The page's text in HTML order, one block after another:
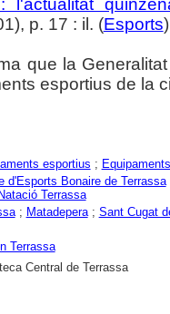
l'actualitat
p. 17 : il. (Esports
que la
esportius de la
esportius ;
d'Esports Bonaire de Terrassa
Terrassa
; Matadepera; Sant Cugat
Terrassa
Central de Terrassa